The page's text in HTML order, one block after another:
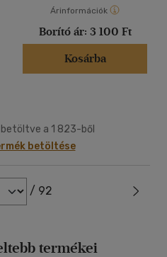
Árinformációk
Borító ár: 3 100 Ft
Kosárba
a 1 823-ből
betöltése
/ 92
termékei